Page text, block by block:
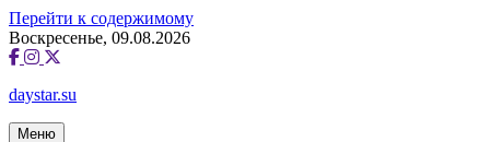
Перейти к содержимому
Воскресенье, 09.08.2026
daystar.su
Меню